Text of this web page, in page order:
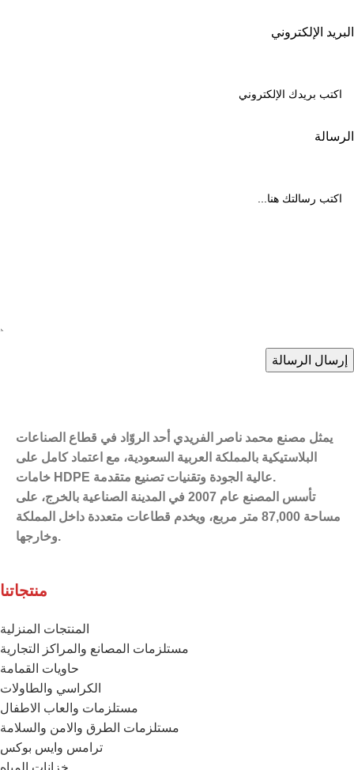
البريد الإلكتروني
الرسالة
يمثل مصنع محمد ناصر الفريدي أحد الروّاد في قطاع الصناعات
البلاستيكية بالمملكة العربية السعودية، مع اعتماد كامل على
خامات HDPE عالية الجودة وتقنيات تصنيع متقدمة.
تأسس المصنع عام 2007 في المدينة الصناعية بالخرج، على
مساحة 87,000 متر مربع، ويخدم قطاعات متعددة داخل المملكة
وخارجها.
منتجاتنا
المنتجات المنزلية
مستلزمات المصانع والمراكز التجارية
حاويات القمامة
الكراسي والطاولات
مستلزمات والعاب الاطفال
مستلزمات الطرق والامن والسلامة
ترامس وايس بوكس
خزانات المياه